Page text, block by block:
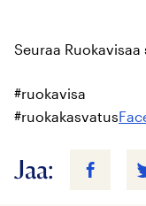
Seuraa Ruokavisaa
#ruokavisa
#ruokakasvatus
Jaa: